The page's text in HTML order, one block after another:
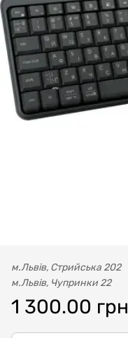
м.Львів, Стрийська 202
м.Львів, Чупринки 22
1 300.00 грн